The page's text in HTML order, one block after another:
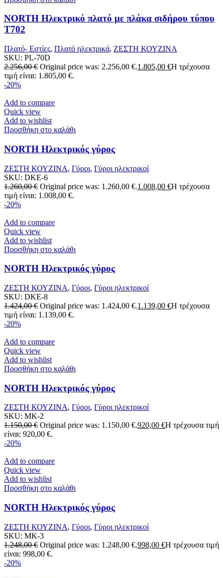
NORTH Ηλεκτρικό πλατό με πλάκα σιδήρου τύπου
T702
Πλατό- Εστίες, Πλατό ηλεκτρικά, ΖΕΣΤΗ ΚΟΥΖΙΝΑ
SKU: PL-70D
2.256,00€ Original price was: 2.256,00 €.1.805,00 €Η τρέχουσα
τιμή είναι: 1.805,00 €.
-20%
Add to compare
Quick view
Add to wishlist
Προσθήκη στο καλάθι
NORTH Ηλεκτρικός γύρος
ΖΕΣΤΗ ΚΟΥΖΙΝΑ, Γύροι, Γύροι ηλεκτρικοί
SKU: DKE-6
1.260,00€ Original price was: 1.260,00 €.1.008,00 €Η τρέχουσα
τιμή είναι: 1.008,00 €.
-20%
Add to compare
Quick view
Add to wishlist
Προσθήκη στο καλάθι
NORTH Ηλεκτρικός γύρος
ΖΕΣΤΗ ΚΟΥΖΙΝΑ, Γύροι, Γύροι ηλεκτρικοί
SKU: DKE-8
1.424,00€ Original price was: 1.424,00 €.1.139,00 €Η τρέχουσα
τιμή είναι: 1.139,00 €.
-20%
Add to compare
Quick view
Add to wishlist
Προσθήκη στο καλάθι
NORTH Ηλεκτρικός γύρος
ΖΕΣΤΗ ΚΟΥΖΙΝΑ, Γύροι, Γύροι ηλεκτρικοί
SKU: MK-2
1.150,00€ Original price was: 1.150,00 €.920,00 €Η τρέχουσα τιμή
είναι: 920,00 €.
-20%
Add to compare
Quick view
Add to wishlist
Προσθήκη στο καλάθι
NORTH Ηλεκτρικός γύρος
ΖΕΣΤΗ ΚΟΥΖΙΝΑ, Γύροι, Γύροι ηλεκτρικοί
SKU: MK-3
1.248,00€ Original price was: 1.248,00 €.998,00 €Η τρέχουσα τιμή
είναι: 998,00 €.
-20%